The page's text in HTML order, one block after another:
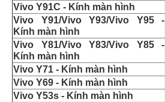
Vivo Y91C - Kính màn hình
Vivo Y91/Vivo Y93/Vivo Y95 -
Kính màn hình
Vivo Y81/Vivo Y83/Vivo Y85 -
Kính màn hình
Vivo Y71 - Kính màn hình
Vivo Y69 - Kính màn hình
Vivo Y53s - Kính màn hình